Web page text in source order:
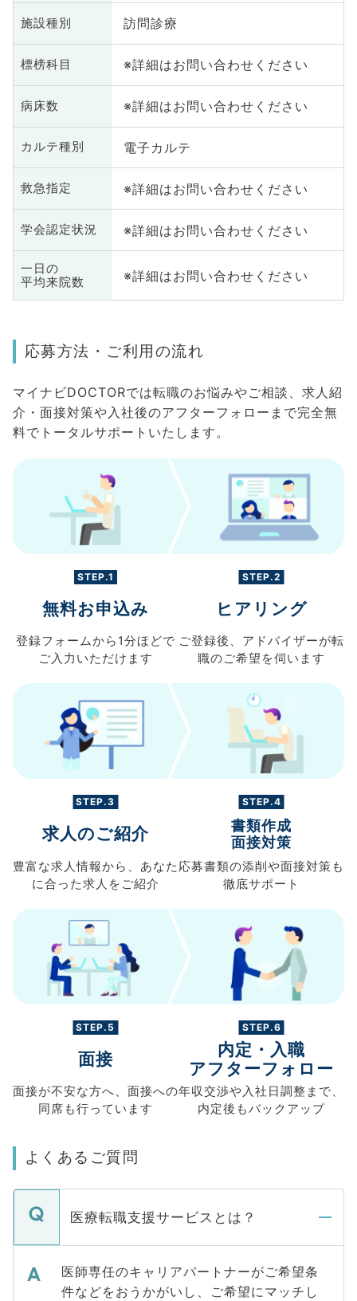
施設種別 訪問診療
標榜科目 ※詳細はお問い合わせください
病床数 ※詳細はお問い合わせください
カルテ種別 電子カルテ
救急指定 ※詳細はお問い合わせください
学会認定状況 ※詳細はお問い合わせください
一日の
平均来院数
※詳細はお問い合わせください
応募方法・ご利用の流れ
マイナビDOCTORでは転職のお悩みやご相談、求人紹
介・面接対策や入社後のアフターフォローまで完全無
料でトータルサポートいたします。
STEP.1
無料お申込み
登録フォームから 1分ほどで
ご入力 いただけます
STEP.2
ヒアリング
ご登録後、 アドバイザーが転
職のご希望を伺います
STEP.3
求人のご紹介
豊富な求人情報から、 あなた
に合った求人を ご紹介
STEP.4
書類作成
面接対策
応募書類の添削や面接対策も
徹底サポート
STEP.5
面接
面接が不安な方へ、 面接への
同席も行っています
STEP.6
内定・入職
アフターフォロー
年収交渉や入社日調整まで、
内定後もバックアップ
よくあるご質問
医療転職支援サービスとは？
医師専任のキャリアパートナーがご希望条
件などをおうかがいし、ご希望にマッチし